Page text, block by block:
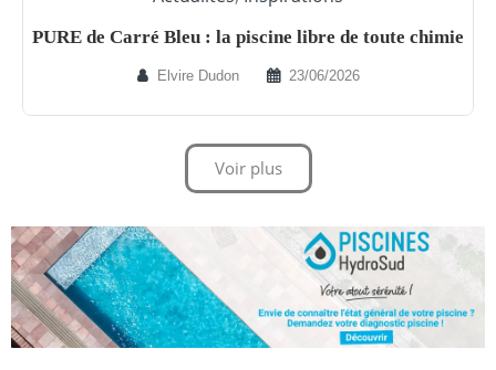
PURE de Carré Bleu : la piscine libre de toute chimie
Elvire Dudon 23/06/2026
Voir plus